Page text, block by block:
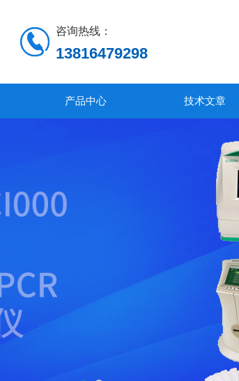
咨询热线：
13816479298
产品中心 技术文章